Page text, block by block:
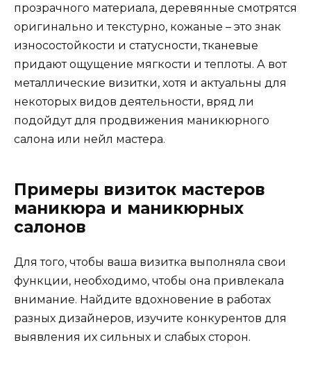
прозрачного материала, деревянные смотрятся
оригинально и текстурно, кожаные – это знак
износостойкости и статусности, тканевые
придают ощущение мягкости и теплоты. А вот
металлические визитки, хотя и актуальны для
некоторых видов деятельности, вряд ли
подойдут для продвижения маникюрного
салона или нейл мастера.
Примеры визиток мастеров
маникюра и маникюрных
салонов
Для того, чтобы ваша визитка выполняла свои
функции, необходимо, чтобы она привлекала
внимание. Найдите вдохновение в работах
разных дизайнеров, изучите конкурентов для
выявления их сильных и слабых сторон.